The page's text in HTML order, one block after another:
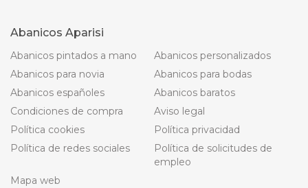
Abanicos Aparisi
Abanicos pintados a mano
Abanicos personalizados
Abanicos para novia
Abanicos para bodas
Abanicos españoles
Abanicos baratos
Condiciones de compra
Aviso legal
Política cookies
Política privacidad
Política de redes sociales
Política de solicitudes de
empleo
Mapa web